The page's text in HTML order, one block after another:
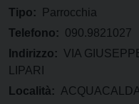
Tipo:
Parrocchia
Telefono: 090.9821027
Indirizzo: VIA
LIPARI
Località: